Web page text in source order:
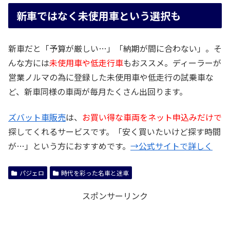
新車ではなく未使用車という選択も
新車だと「予算が厳しい…」「納期が間に合わない」。そ
んな方には未使用車や低走行車もおススメ。ディーラーが
営業ノルマの為に登録した未使用車や低走行の試乗車な
ど、新車同様の車両が毎月たくさん出回ります。
ズバット車販売は、 お買い得な車両をネット申込みだけで
探してくれるサービスです。「安く買いたいけど探す時間
が…」という方におすすめです。 →公式サイトで詳しく
パジェロ 時代を彩った名車と迷車
スポンサーリンク